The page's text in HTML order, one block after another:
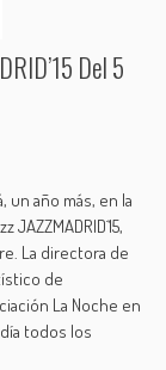
Del 5
un año más, en la
La directora de
de
La Noche en
todos los